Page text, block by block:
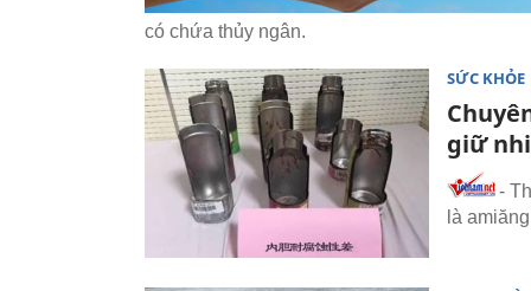
có chứa thủy ngân.
SỨC KHỎE
giữ
-
là